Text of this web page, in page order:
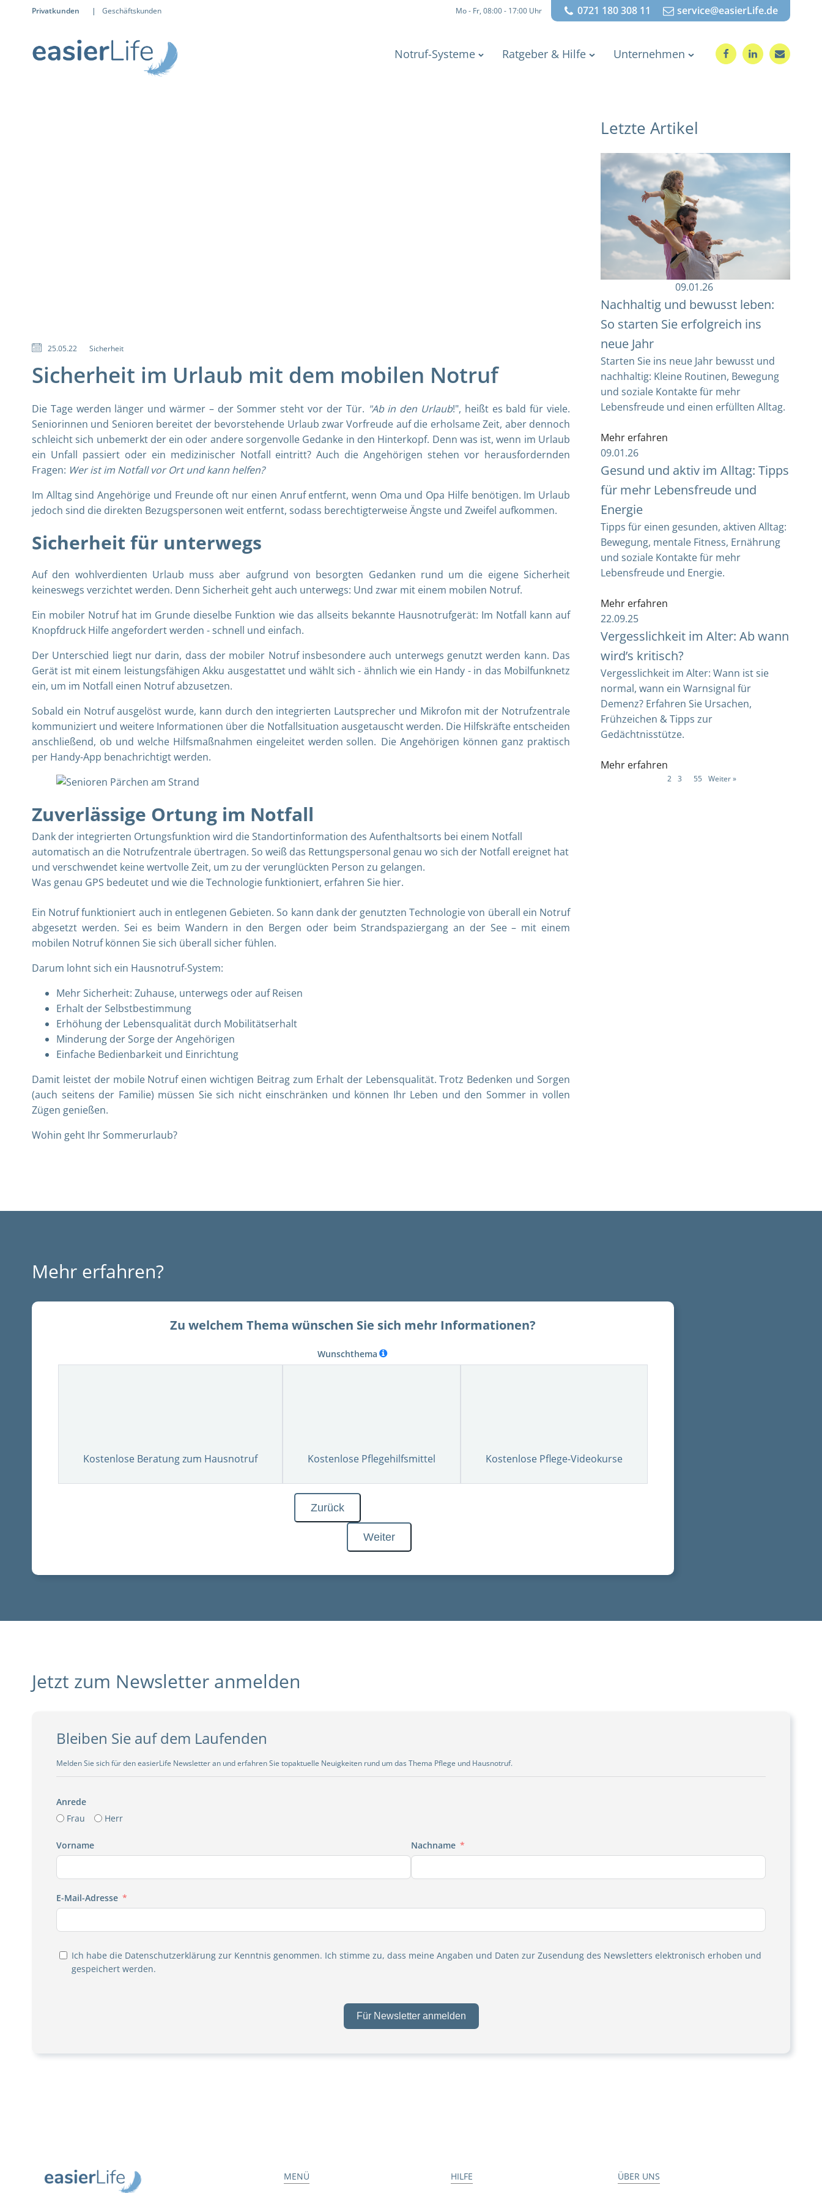
Privatkunden | Geschäftskunden Mo - Fr, 08:00 - 17:00 Uhr 0721 180 308 11 service@easierLife.de
Notruf-Systeme Ratgeber & Hilfe Unternehmen
25.05.22 Sicherheit
Sicherheit im Urlaub mit dem mobilen Notruf
Die Tage werden länger und wärmer – der Sommer steht vor der Tür. "Ab in den Urlaub!", heißt es bald für viele.
Seniorinnen und Senioren bereitet der bevorstehende Urlaub zwar Vorfreude auf die erholsame Zeit, aber dennoch
schleicht sich unbemerkt der ein oder andere sorgenvolle Gedanke in den Hinterkopf. Denn was ist, wenn im Urlaub
ein Unfall passiert oder ein medizinischer Notfall eintritt? Auch die Angehörigen stehen vor herausfordernden
Fragen: Wer ist im Notfall vor Ort und kann helfen?
Im Alltag sind Angehörige und Freunde oft nur einen Anruf entfernt, wenn Oma und Opa Hilfe benötigen. Im Urlaub
jedoch sind die direkten Bezugspersonen weit entfernt, sodass berechtigterweise Ängste und Zweifel aufkommen.
Sicherheit für unterwegs
Auf den wohlverdienten Urlaub muss aber aufgrund von besorgten Gedanken rund um die eigene Sicherheit
keineswegs verzichtet werden. Denn Sicherheit geht auch unterwegs: Und zwar mit einem mobilen Notruf.
Ein mobiler Notruf hat im Grunde dieselbe Funktion wie das allseits bekannte Hausnotrufgerät: Im Notfall kann auf
Knopfdruck Hilfe angefordert werden - schnell und einfach.
Der Unterschied liegt nur darin, dass der mobiler Notruf insbesondere auch unterwegs genutzt werden kann. Das
Gerät ist mit einem leistungsfähigen Akku ausgestattet und wählt sich - ähnlich wie ein Handy - in das Mobilfunknetz
ein, um im Notfall einen Notruf abzusetzen.
Sobald ein Notruf ausgelöst wurde, kann durch den integrierten Lautsprecher und Mikrofon mit der Notrufzentrale
kommuniziert und weitere Informationen über die Notfallsituation ausgetauscht werden. Die Hilfskräfte entscheiden
anschließend, ob und welche Hilfsmaßnahmen eingeleitet werden sollen. Die Angehörigen können ganz praktisch
per Handy-App benachrichtigt werden.
Zuverlässige Ortung im Notfall
Dank der integrierten Ortungsfunktion wird die Standortinformation des Aufenthaltsorts bei einem Notfall
automatisch an die Notrufzentrale übertragen. So weiß das Rettungspersonal genau wo sich der Notfall ereignet hat
und verschwendet keine wertvolle Zeit, um zu der verunglückten Person zu gelangen.
Was genau GPS bedeutet und wie die Technologie funktioniert, erfahren Sie hier.
Ein Notruf funktioniert auch in entlegenen Gebieten. So kann dank der genutzten Technologie von überall ein Notruf
abgesetzt werden. Sei es beim Wandern in den Bergen oder beim Strandspaziergang an der See – mit einem
mobilen Notruf können Sie sich überall sicher fühlen.
Darum lohnt sich ein Hausnotruf-System:
Mehr Sicherheit: Zuhause, unterwegs oder auf Reisen
Erhalt der Selbstbestimmung
Erhöhung der Lebensqualität durch Mobilitätserhalt
Minderung der Sorge der Angehörigen
Einfache Bedienbarkeit und Einrichtung
Damit leistet der mobile Notruf einen wichtigen Beitrag zum Erhalt der Lebensqualität. Trotz Bedenken und Sorgen
(auch seitens der Familie) müssen Sie sich nicht einschränken und können Ihr Leben und den Sommer in vollen
Zügen genießen.
Wohin geht Ihr Sommerurlaub?
Letzte Artikel
09.01.26
Nachhaltig und bewusst leben:
So starten Sie erfolgreich ins
neue Jahr
Starten Sie ins neue Jahr bewusst und
nachhaltig: Kleine Routinen, Bewegung
und soziale Kontakte für mehr
Lebensfreude und einen erfüllten Alltag.
Mehr erfahren
09.01.26
Gesund und aktiv im Alltag: Tipps
für mehr Lebensfreude und
Energie
Tipps für einen gesunden, aktiven Alltag:
Bewegung, mentale Fitness, Ernährung
und soziale Kontakte für mehr
Lebensfreude und Energie.
Mehr erfahren
22.09.25
Vergesslichkeit im Alter: Ab wann
wird’s kritisch?
Vergesslichkeit im Alter: Wann ist sie
normal, wann ein Warnsignal für
Demenz? Erfahren Sie Ursachen,
Frühzeichen & Tipps zur
Gedächtnisstütze.
Mehr erfahren
2 3 55 Weiter »
Mehr erfahren?
Zu welchem Thema wünschen Sie sich mehr Informationen?
Wunschthema
Kostenlose Beratung zum Hausnotruf Kostenlose Pflegehilfsmittel Kostenlose Pflege-Videokurse
Zurück
Weiter
Jetzt zum Newsletter anmelden
Bleiben Sie auf dem Laufenden
Melden Sie sich für den easierLife Newsletter an und erfahren Sie topaktuelle Neuigkeiten rund um das Thema Pflege und Hausnotruf.
Anrede
Frau
Herr
Vorname Nachname
E-Mail-Adresse
Ich habe die Datenschutzerklärung zur Kenntnis genommen. Ich stimme zu, dass meine Angaben und Daten zur Zusendung des Newsletters elektronisch erhoben und
gespeichert werden.
Für Newsletter anmelden
MENÜ HILFE ÜBER UNS